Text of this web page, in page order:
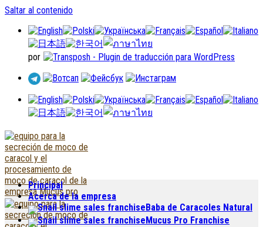
Saltar al contenido
por
Principal
Acerca de la empresa
Baba de Caracoles Natural
Mucus Pro Franchise